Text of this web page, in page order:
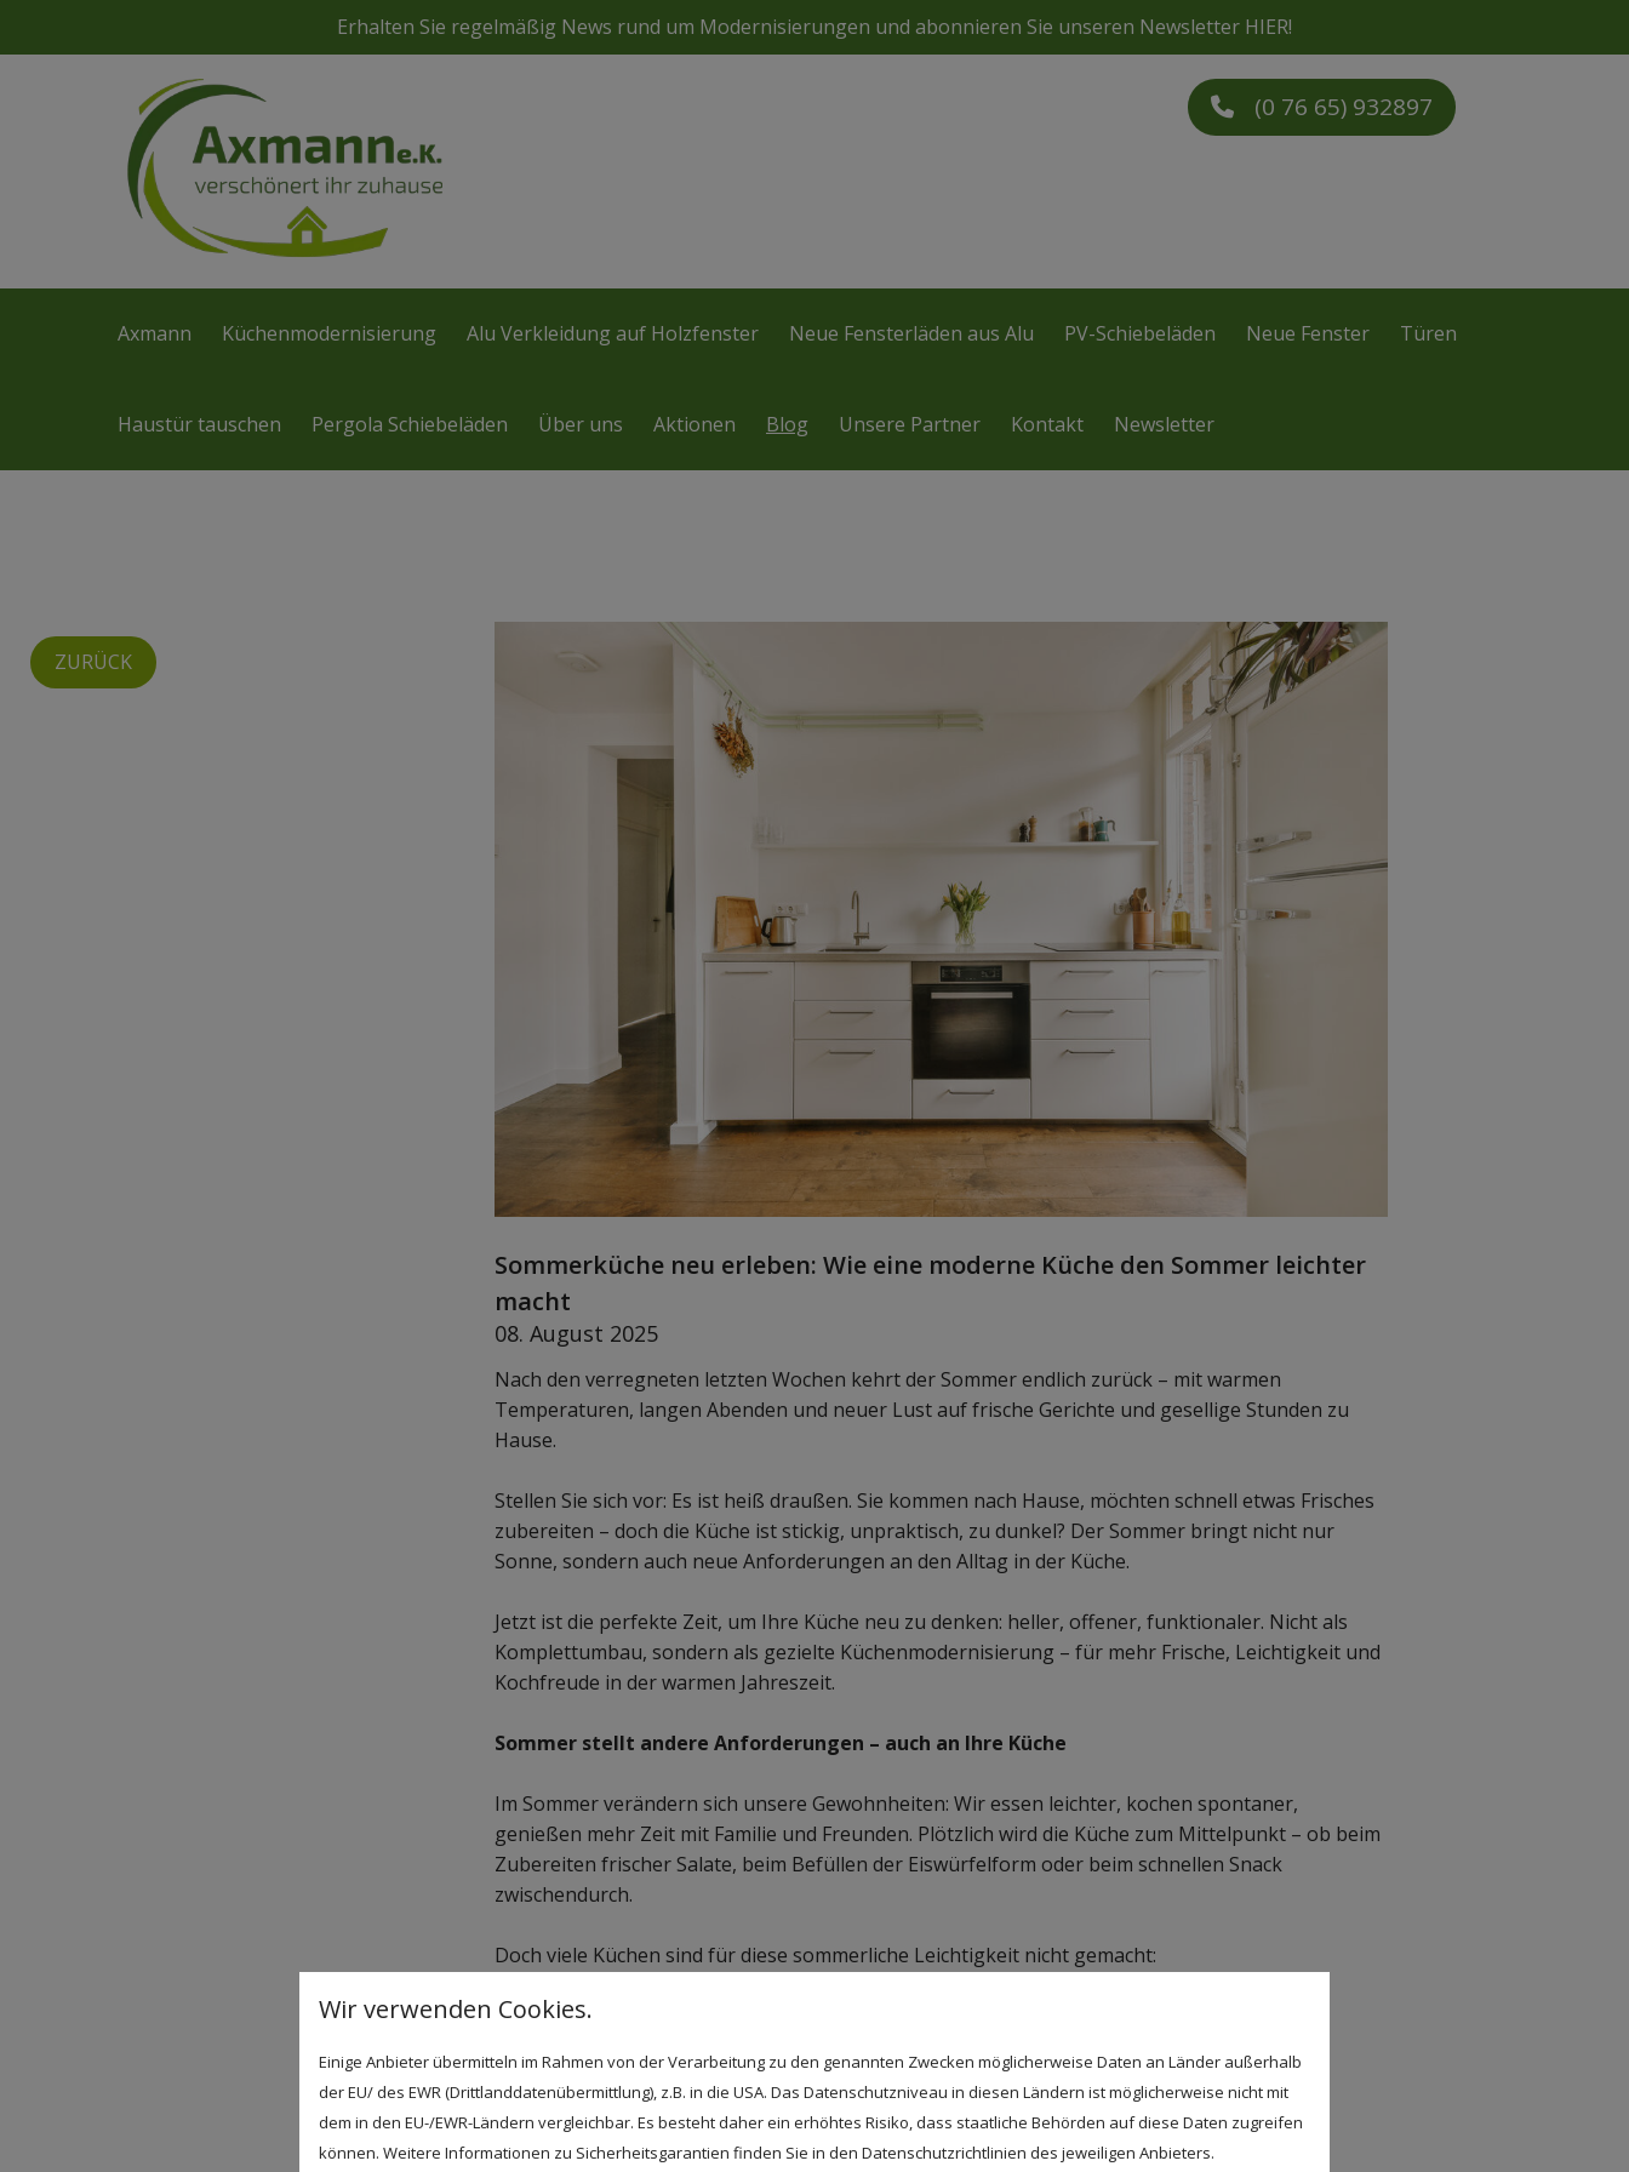
Erhalten Sie regelmäßig News rund um Modernisierungen und abonnieren Sie unseren Newsletter HIER!
(0 76 65) 932897
Axmann Küchenmodernisierung Alu Verkleidung auf Holzfenster Neue Fensterläden aus Alu PV-Schiebeläden Neue Fenster Türen
Haustür tauschen Pergola Schiebeläden Über uns Aktionen Blog Unsere Partner Kontakt Newsletter
ZURÜCK
Sommerküche neu erleben: Wie eine moderne Küche den Sommer leichter
macht
08. August 2025
Nach den verregneten letzten Wochen kehrt der Sommer endlich zurück – mit warmen
Temperaturen, langen Abenden und neuer Lust auf frische Gerichte und gesellige Stunden zu
Hause.
Stellen Sie sich vor: Es ist heiß draußen. Sie kommen nach Hause, möchten schnell etwas Frisches
zubereiten – doch die Küche ist stickig, unpraktisch, zu dunkel? Der Sommer bringt nicht nur
Sonne, sondern auch neue Anforderungen an den Alltag in der Küche.
Jetzt ist die perfekte Zeit, um Ihre Küche neu zu denken: heller, offener, funktionaler. Nicht als
Komplettumbau, sondern als gezielte Küchenmodernisierung – für mehr Frische, Leichtigkeit und
Kochfreude in der warmen Jahreszeit.
Sommer stellt andere Anforderungen – auch an Ihre Küche
Im Sommer verändern sich unsere Gewohnheiten: Wir essen leichter, kochen spontaner,
genießen mehr Zeit mit Familie und Freunden. Plötzlich wird die Küche zum Mittelpunkt – ob beim
Zubereiten frischer Salate, beim Befüllen der Eiswürfelform oder beim schnellen Snack
zwischendurch.
Doch viele Küchen sind für diese sommerliche Leichtigkeit nicht gemacht:
Dunkle Fronten und schwere Materialien
Beengte Arbeitsflächenlassen kein entspanntes Arbeiten zu.
Wenig Lichtdämpft die Atmosphäre – obwohl draußen die Sonne scheint.
Wir verwenden Cookies.
Einige Anbieter übermitteln im Rahmen von der Verarbeitung zu den genannten Zwecken möglicherweise Daten an Länder außerhalb
der EU/ des EWR (Drittlanddatenübermittlung), z.B. in die USA. Das Datenschutzniveau in diesen Ländern ist möglicherweise nicht mit
dem in den EU-/EWR-Ländern vergleichbar. Es besteht daher ein erhöhtes Risiko, dass staatliche Behörden auf diese Daten zugreifen
können. Weitere Informationen zu Sicherheitsgarantien finden Sie in den Datenschutzrichtlinien des jeweiligen Anbieters.